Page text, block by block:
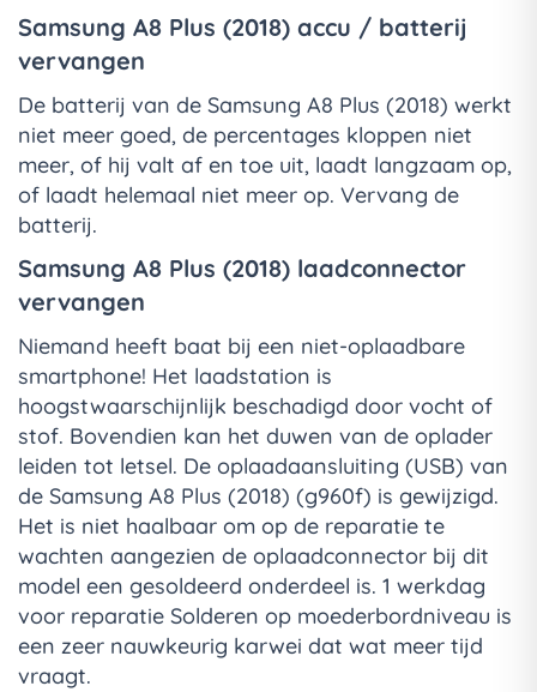
Samsung A8 Plus (2018) accu / batterij
vervangen
De batterij van de Samsung A8 Plus (2018) werkt
niet meer goed, de percentages kloppen niet
meer, of hij valt af en toe uit, laadt langzaam op,
of laadt helemaal niet meer op. Vervang de
batterij.
Samsung A8 Plus (2018) laadconnector
vervangen
Niemand heeft baat bij een niet-oplaadbare
smartphone! Het laadstation is
hoogstwaarschijnlijk beschadigd door vocht of
stof. Bovendien kan het duwen van de oplader
leiden tot letsel. De oplaadaansluiting (USB) van
de Samsung A8 Plus (2018) (g960f) is gewijzigd.
Het is niet haalbaar om op de reparatie te
wachten aangezien de oplaadconnector bij dit
model een gesoldeerd onderdeel is. 1 werkdag
voor reparatie Solderen op moederbordniveau is
een zeer nauwkeurig karwei dat wat meer tijd
vraagt.